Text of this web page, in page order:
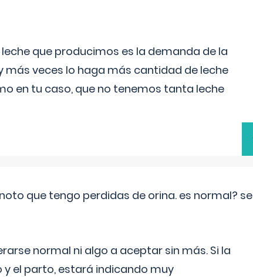
que producimos es la demanda de la
veces lo haga más cantidad de leche
en tu caso, que no tenemos tanta leche
que tengo perdidas de orina. es normal? se
normal ni algo a aceptar sin más. Si la
el parto, estará indicando muy